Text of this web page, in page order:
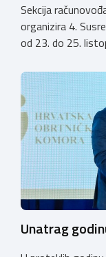
Sekcija
organizira 4.
od 23. do 25.
otvoren u petak,
poslijepodnevnim,
domaćina.
predavanja,
aktualne teme. […]
Unatrag